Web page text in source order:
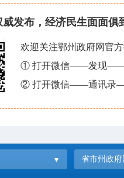
发布，经济民生面面俱
欢迎关注鄂州政府网官
① 打开微信——发现——
② 打开微信——通讯录
省市州政府